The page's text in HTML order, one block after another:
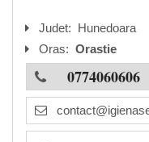
Judet: Hunedoara
Oras: Orastie
0774060606